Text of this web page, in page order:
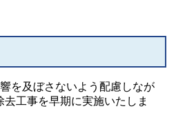
を及ぼさないよう配慮しなが
工事を早期に実施いたしま